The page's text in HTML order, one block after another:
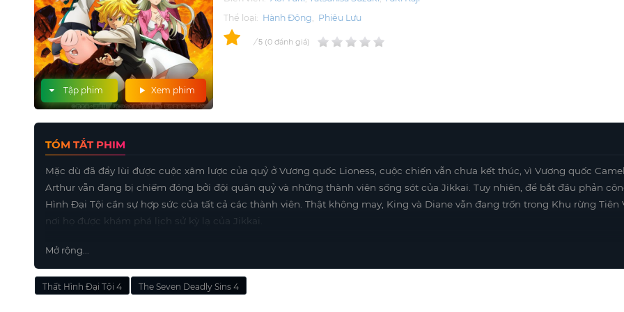
Xem phim
Tập phim
Thể loại: Hành Động, Phiêu Lưu
/ 5 0 đánh giá
TÓM TẮT PHIM
Mặc dù đã đẩy lùi được cuộc xâm lược của quỷ ở Vương quốc Lioness, cuộc chiến vẫn chưa kết thúc, vì Vương quốc
Arthur vẫn đang bị chiếm đóng bởi đội quân quỷ và những thành viên sống sót của Jikkai. Tuy nhiên, để bắt đầu phản
Hình Đại Tội cần sự hợp sức của tất cả các thành viên. Thật không may, King và Diane vẫn đang trốn trong Khu rừng Tiên
nơi họ được khám phá lịch sử kỳ lạ của Jikkai.
Mở rộng...
Thất Hình Đại Tội 4 The Seven Deadly Sins 4